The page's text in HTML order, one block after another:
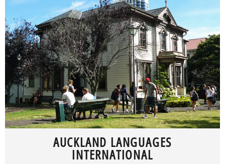
AUCKLAND LANGUAGES
INTERNATIONAL